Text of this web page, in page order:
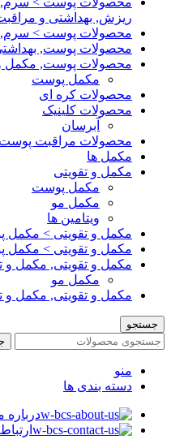
ریزش, بهداشتی و
محصولات پوست > سرم,
محصولات پوست,
محصولات پوست, مکمل و
مکمل پوست
محصولات کره ای
محصولات کلینیک
آبرسان
محصولات مراقبت پوست
مکمل ها
مکمل و تقویتی
مکمل پوست
مکمل مو
ویتامین ها
مکمل و تقویتی > مکمل
مکمل و تقویتی > مکمل
مکمل و تقویتی, مکمل و
مکمل مو
مکمل و تقویتی, مکمل و
جستجو
منو
دسته بندی ها
درباره